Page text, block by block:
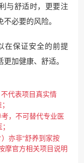
与舒适时，更要注
必要的风险。
在保证安全的前提
加健康、舒适。
代表项目真实情
，不可替代专业医
亦非“舒养到家按
摩官方相关项目说明